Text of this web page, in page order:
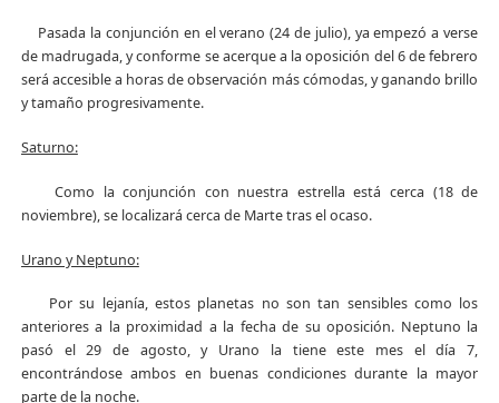
Pasada la conjunción en el verano (24 de julio), ya empezó a verse
de madrugada, y conforme se acerque a la oposición del 6 de febrero
será accesible a horas de observación más cómodas, y ganando brillo
y tamaño progresivamente.
Saturno:
Como la conjunción con nuestra estrella está cerca (18 de
noviembre), se localizará cerca de Marte tras el ocaso.
Urano y Neptuno:
Por su lejanía, estos planetas no son tan sensibles como los
anteriores a la proximidad a la fecha de su oposición. Neptuno la
pasó el 29 de agosto, y Urano la tiene este mes el día 7,
encontrándose ambos en buenas condiciones durante la mayor
parte de la noche.